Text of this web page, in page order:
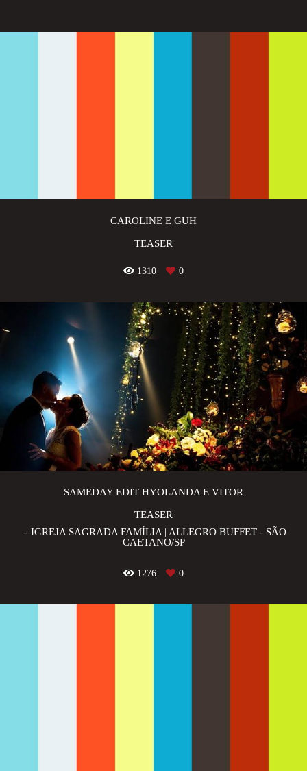
CAROLINE E GUH
TEASER
1310 0
SAMEDAY EDIT HYOLANDA E VITOR
TEASER
IGREJA SAGRADA FAMÍLIA | ALLEGRO BUFFET - SÃO
CAETANO/SP
1276 0